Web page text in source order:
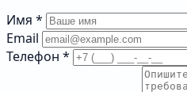
Имя *
Email
Телефон *